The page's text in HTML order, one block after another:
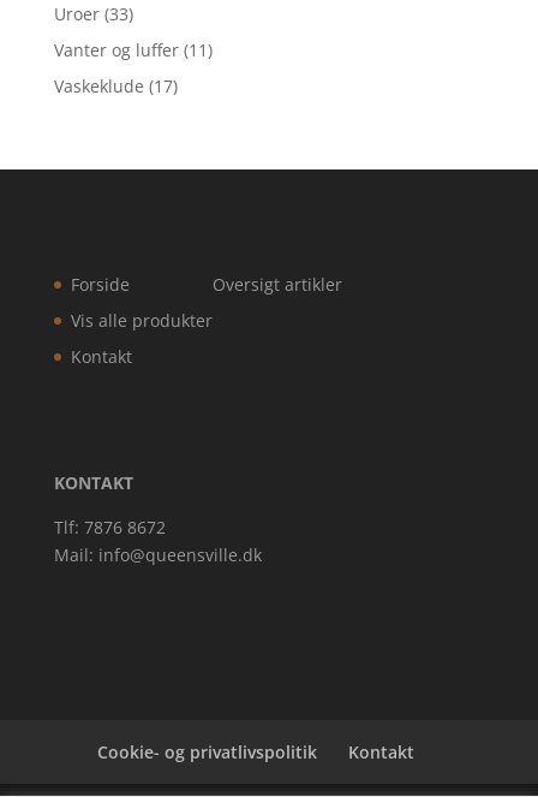
Uroer (33)
Vanter og luffer (11)
Vaskeklude (17)
Forside
Vis alle produkter
Kontakt
Oversigt artikler
KONTAKT
Tlf: 7876 8672
Mail: info@queensville.dk
Cookie- og privatlivspolitik Kontakt